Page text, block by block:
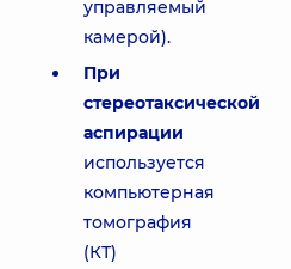
управляемый
камерой).
При
стереотаксической
аспирации
используется
компьютерная
томография
(КТ)